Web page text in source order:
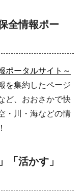
全情報ポー
ポータルサイト～
を集約したページ
ど、おおさかで快
・川・海などの情
「活かす」